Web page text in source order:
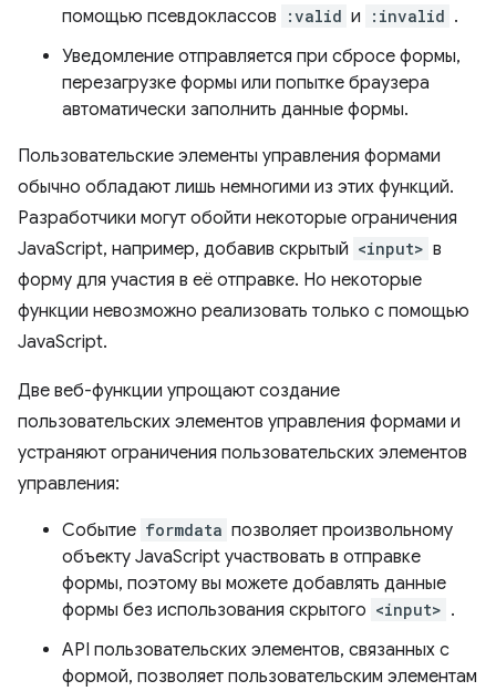
помощью псевдоклассов
:valid и :invalid .
Уведомление отправляется при сбросе формы,
перезагрузке формы или попытке браузера
автоматически заполнить данные формы.
Пользовательские элементы управления формами
обычно обладают лишь немногими из этих функций.
Разработчики могут обойти некоторые ограничения
JavaScript, например, добавив скрытый <input> в
форму для участия в её отправке. Но некоторые
функции невозможно реализовать только с помощью
JavaScript.
Две веб-функции упрощают создание
пользовательских элементов управления формами и
устраняют ограничения пользовательских элементов
управления:
Событие formdata позволяет произвольному
объекту JavaScript участвовать в отправке
формы, поэтому вы можете добавлять данные
формы без использования скрытого <input> .
API пользовательских элементов, связанных с
формой, позволяет пользовательским элементам